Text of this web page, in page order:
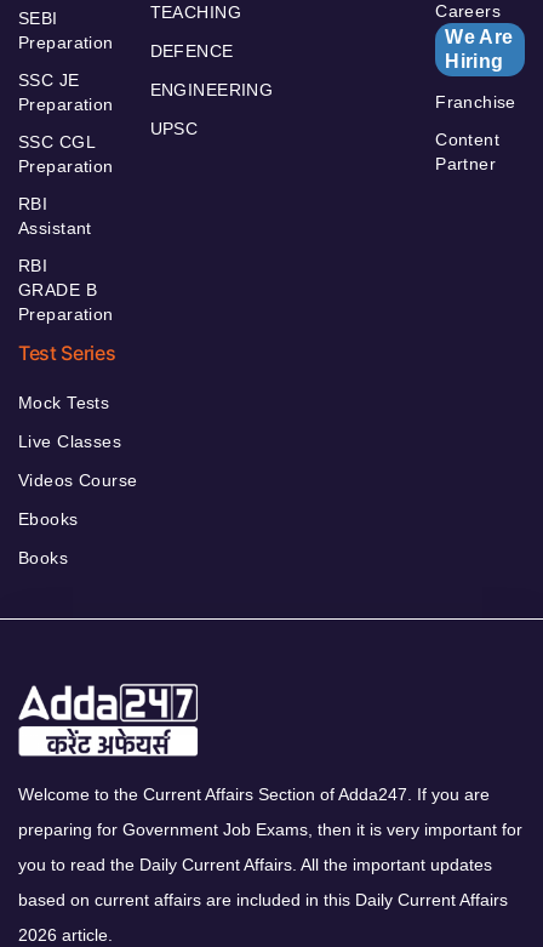
SEBI
Preparation
SSC JE
Preparation
SSC CGL
Preparation
RBI
Assistant
RBI
GRADE B
Preparation
TEACHING
DEFENCE
ENGINEERING
UPSC
Careers
We Are
Hiring
Franchise
Content
Partner
Test Series
Mock Tests
Live Classes
Videos Course
Ebooks
Books
Welcome to the Current Affairs Section of Adda247. If you are
preparing for Government Job Exams, then it is very important for
you to read the Daily Current Affairs. All the important updates
based on current affairs are included in this Daily Current Affairs
2026 article.